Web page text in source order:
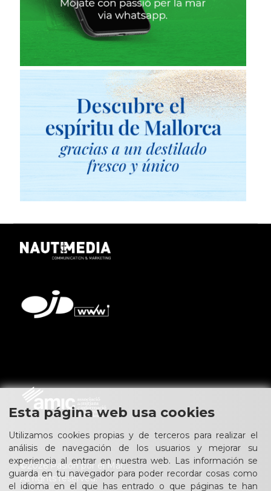
©2026 Pasión por el Mar.
All rights reserved.
Esta página web usa cookies
Utilizamos cookies propias y de terceros para realizar el
análisis de navegación de los usuarios y mejorar su
experiencia al entrar en nuestra web. Las información se
guarda en tu navegador para poder recordar cosas como
el idioma en el que has entrado o que páginas te han